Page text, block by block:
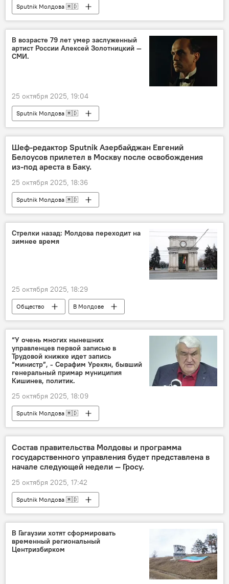
Sputnik Молдова 🇲🇩
В возрасте 79 лет умер заслуженный
артист России Алексей Золотницкий —
СМИ.
25 октября 2025, 19:04
Sputnik Молдова 🇲🇩
Шеф-редактор Sputnik Азербайджан Евгений
Белоусов прилетел в Москву после освобождения
из-под ареста в Баку.
25 октября 2025, 18:36
Sputnik Молдова 🇲🇩
Стрелки назад: Молдова переходит на
зимнее время
25 октября 2025, 18:29
Общество
В Молдове
зимнее время
“У очень многих нынешних
управленцев первой записью в
Трудовой книжке идет запись
“министр”, - Серафим Урекян, бывший
генеральный примар муниципия
Кишинев, политик.
25 октября 2025, 18:09
Sputnik Молдова 🇲🇩
Состав правительства Молдовы и программа
государственного управления будет представлена в
начале следующей недели — Гросу.
25 октября 2025, 17:42
Sputnik Молдова 🇲🇩
В Гагаузии хотят сформировать
временный региональный
Центризбирком